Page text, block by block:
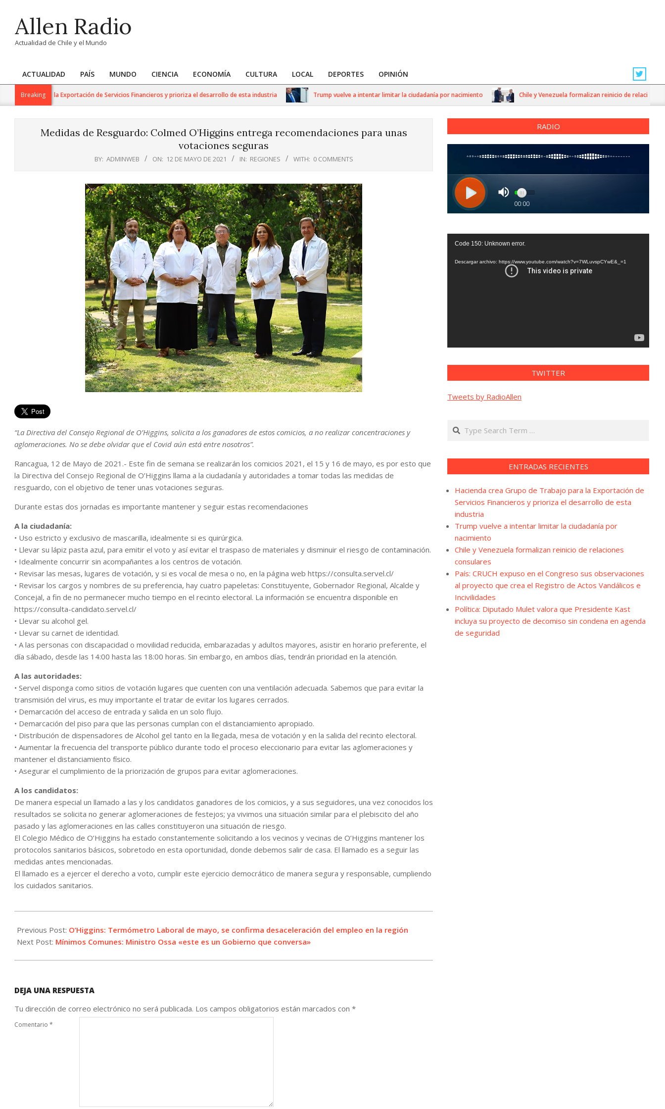
contentAllen Radio
Actualidad de Chile y el Mundo
Primary
Navigation
ACTUALIDAD PAÍS MUNDO CIENCIA ECONOMÍA CULTURA LOCAL DEPORTES OPINIÓN
Breaking
para la Exportación de Servicios Financieros y prioriza el desarrollo de esta industria Trump vuelve a intentar limitar la ciudadanía por nacimiento Chile y Venezuela formalizan reinicio de relaciones
Medidas de Resguardo: Colmed O’Higgins entrega recomendaciones para unas
votaciones seguras
BY: ADMINWEB ON: 12 DE MAYO DE 2021 IN: REGIONES WITH: 0 COMMENTS
“La Directiva del Consejo Regional de O’Higgins, solicita a los ganadores de estos comicios, a no realizar concentraciones y
aglomeraciones. No se debe olvidar que el Covid aún está entre nosotros”.
Rancagua, 12 de Mayo de 2021.- Este fin de semana se realizarán los comicios 2021, el 15 y 16 de mayo, es por esto que
la Directiva del Consejo Regional de O’Higgins llama a la ciudadanía y autoridades a tomar todas las medidas de
resguardo, con el objetivo de tener unas votaciones seguras.
Durante estas dos jornadas es importante mantener y seguir estas recomendaciones
A la ciudadanía:
• Uso estricto y exclusivo de mascarilla, idealmente si es quirúrgica.
• Llevar su lápiz pasta azul, para emitir el voto y así evitar el traspaso de materiales y disminuir el riesgo de contaminación.
• Idealmente concurrir sin acompañantes a los centros de votación.
• Revisar las mesas, lugares de votación, y si es vocal de mesa o no, en la página web https://consulta.servel.cl/
• Revisar los cargos y nombres de su preferencia, hay cuatro papeletas: Constituyente, Gobernador Regional, Alcalde y
Concejal, a fin de no permanecer mucho tiempo en el recinto electoral. La información se encuentra disponible en
https://consulta-candidato.servel.cl/
• Llevar su alcohol gel.
• Llevar su carnet de identidad.
• A las personas con discapacidad o movilidad reducida, embarazadas y adultos mayores, asistir en horario preferente, el
día sábado, desde las 14:00 hasta las 18:00 horas. Sin embargo, en ambos días, tendrán prioridad en la atención.
A las autoridades:
• Servel disponga como sitios de votación lugares que cuenten con una ventilación adecuada. Sabemos que para evitar la
transmisión del virus, es muy importante el tratar de evitar los lugares cerrados.
• Demarcación del acceso de entrada y salida en un solo flujo.
• Demarcación del piso para que las personas cumplan con el distanciamiento apropiado.
• Distribución de dispensadores de Alcohol gel tanto en la llegada, mesa de votación y en la salida del recinto electoral.
• Aumentar la frecuencia del transporte público durante todo el proceso eleccionario para evitar las aglomeraciones y
mantener el distanciamiento físico.
• Asegurar el cumplimiento de la priorización de grupos para evitar aglomeraciones.
A los candidatos:
De manera especial un llamado a las y los candidatos ganadores de los comicios, y a sus seguidores, una vez conocidos los
resultados se solicita no generar aglomeraciones de festejos; ya vivimos una situación similar para el plebiscito del año
pasado y las aglomeraciones en las calles constituyeron una situación de riesgo.
El Colegio Médico de O’Higgins ha estado constantemente solicitando a los vecinos y vecinas de O’Higgins mantener los
protocolos sanitarios básicos, sobretodo en esta oportunidad, donde debemos salir de casa. El llamado es a seguir las
medidas antes mencionadas.
El llamado es a ejercer el derecho a voto, cumplir este ejercicio democrático de manera segura y responsable, cumpliendo
los cuidados sanitarios.
05-
12
Previous Post: O’Higgins: Termómetro Laboral de mayo, se confirma desaceleración del empleo en la región
Next Post: Mínimos Comunes: Ministro Ossa «este es un Gobierno que conversa»
DEJA UNA RESPUESTA
Tu dirección de correo electrónico no será publicada. Los campos obligatorios están marcados con *
Comentario *
RADIO
Reproductor
vídeo
Code 150: Unknown error.
Descargar archivo: https://www.youtube.com/watch?v=7WLuvspCYwE&_=1
TWITTER
Tweets by RadioAllen
Search
ENTRADAS RECIENTES
Hacienda crea Grupo de Trabajo para la Exportación de
Servicios Financieros y prioriza el desarrollo de esta
industria
Trump vuelve a intentar limitar la ciudadanía por
nacimiento
Chile y Venezuela formalizan reinicio de relaciones
consulares
País: CRUCH expuso en el Congreso sus observaciones
al proyecto que crea el Registro de Actos Vandálicos e
Incivilidades
Política: Diputado Mulet valora que Presidente Kast
incluya su proyecto de decomiso sin condena en agenda
de seguridad